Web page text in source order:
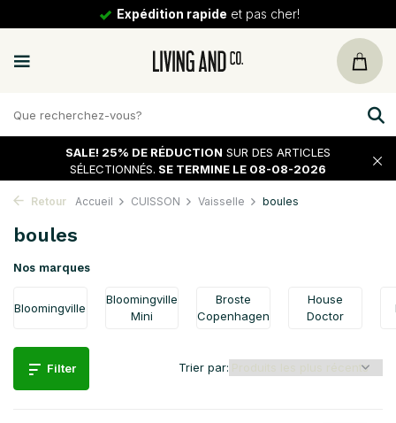
Expédition rapide et pas cher!
SALE! 25% DE RÉDUCTION SUR DES ARTICLES
SÉLECTIONNÉS. SE TERMINE LE 08-08-2026
Retour Accueil CUISSON Vaisselle boules
boules
Nos marques
Bloomingville
Bloomingville
Mini
Broste
Copenhagen
House
Doctor
Filter Trier par: